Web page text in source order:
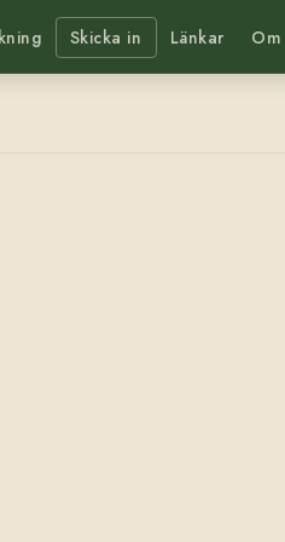
Skicka in Länkar Om